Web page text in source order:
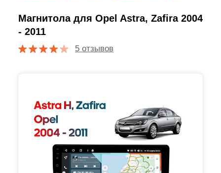
Магнитола для Opel Astra, Zafira 2004
- 2011
5 отзывов